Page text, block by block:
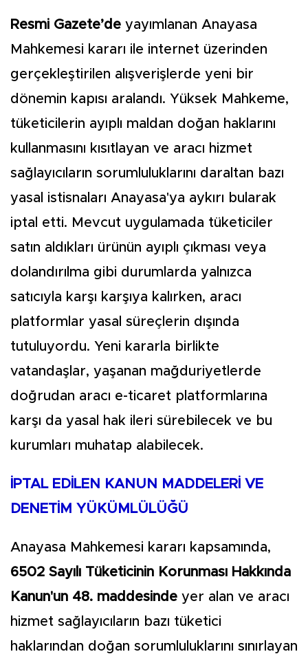
Resmi Gazete’de yayımlanan Anayasa
Mahkemesi kararı ile internet üzerinden
gerçekleştirilen alışverişlerde yeni bir
dönemin kapısı aralandı. Yüksek Mahkeme,
tüketicilerin ayıplı maldan doğan haklarını
kullanmasını kısıtlayan ve aracı hizmet
sağlayıcıların sorumluluklarını daraltan bazı
yasal istisnaları Anayasa'ya aykırı bularak
iptal etti. Mevcut uygulamada tüketiciler
satın aldıkları ürünün ayıplı çıkması veya
dolandırılma gibi durumlarda yalnızca
satıcıyla karşı karşıya kalırken, aracı
platformlar yasal süreçlerin dışında
tutuluyordu. Yeni kararla birlikte
vatandaşlar, yaşanan mağduriyetlerde
doğrudan aracı e-ticaret platformlarına
karşı da yasal hak ileri sürebilecek ve bu
kurumları muhatap alabilecek.
İPTAL EDİLEN KANUN MADDELERİ VE
DENETİM YÜKÜMLÜLÜĞÜ
Anayasa Mahkemesi kararı kapsamında,
6502 Sayılı Tüketicinin Korunması Hakkında
Kanun'un 48. maddesinde yer alan ve aracı
hizmet sağlayıcıların bazı tüketici
haklarından doğan sorumluluklarını sınırlayan